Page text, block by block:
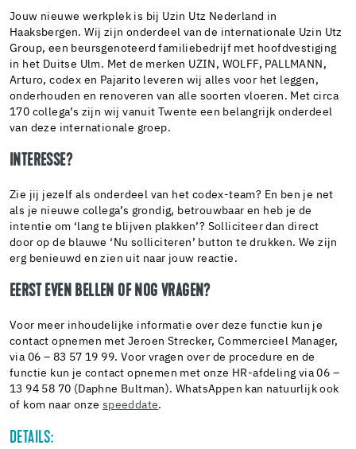
Jouw nieuwe werkplek is bij Uzin Utz Nederland in
Haaksbergen. Wij zijn onderdeel van de internationale Uzin Utz
Group, een beursgenoteerd familiebedrijf met hoofdvestiging
in het Duitse Ulm. Met de merken UZIN, WOLFF, PALLMANN,
Arturo, codex en Pajarito leveren wij alles voor het leggen,
onderhouden en renoveren van alle soorten vloeren. Met circa
170 collega’s zijn wij vanuit Twente een belangrijk onderdeel
van deze internationale groep.
INTERESSE?
Zie jij jezelf als onderdeel van het codex-team? En ben je net
als je nieuwe collega’s grondig, betrouwbaar en heb je de
intentie om ‘lang te blijven plakken’? Solliciteer dan direct
door op de blauwe ‘Nu solliciteren’ button te drukken. We zijn
erg benieuwd en zien uit naar jouw reactie.
EERST EVEN BELLEN OF NOG VRAGEN?
Voor meer inhoudelijke informatie over deze functie kun je
contact opnemen met Jeroen Strecker, Commercieel Manager,
via 06 – 83 57 19 99. Voor vragen over de procedure en de
functie kun je contact opnemen met onze HR-afdeling via 06 –
13 94 58 70 (Daphne Bultman). WhatsAppen kan natuurlijk ook
of kom naar onze speeddate.
DETAILS: